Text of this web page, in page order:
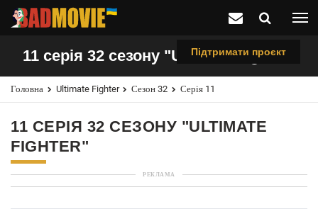
Підтримати проєкт
11 серія 32 сезону "Ultimate Fighter"
Головна Ultimate Fighter Сезон 32 Серія 11
11 СЕРІЯ 32 СЕЗОНУ "ULTIMATE
FIGHTER"
РЕКЛАМА